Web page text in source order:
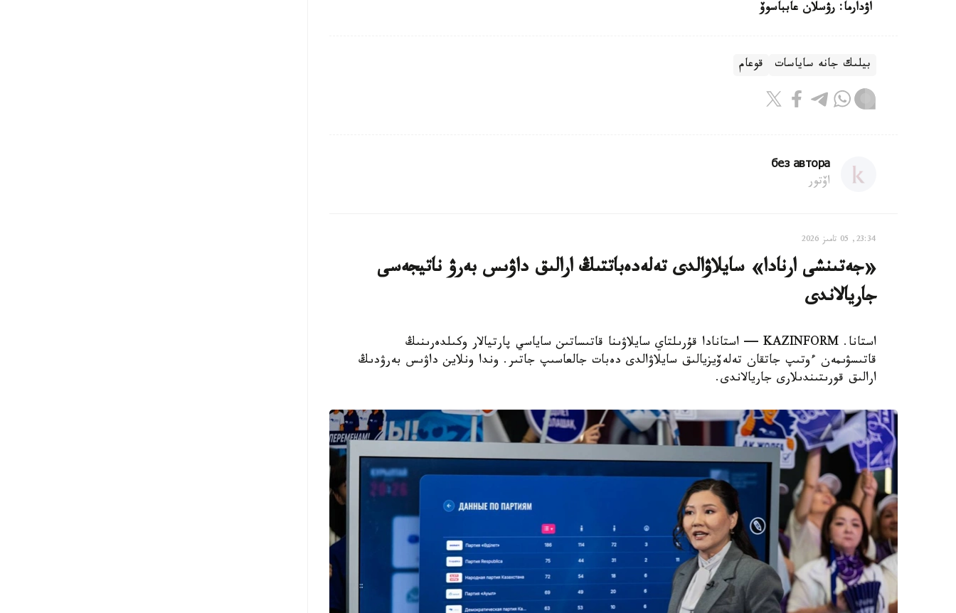
اۋدارما: رۋسلان عابباسوۆ
بيلىك جانە ساياسات قوعام
без автора
اۆتور
23:34, 05 تامىز 2026
«جەتىنشى ارنادا» سايلاۋالدى تەلەدەباتتىڭ ارالىق داۋىس بەرۋ ناتيجەسى
جاريالاندى
استانا. KAZINFORM — استانادا قۇرىلتاي سايلاۋىنا قاتىساتىن ساياسي پارتيالار وكىلدەرىنىڭ
قاتىسۋىمەن ءوتىپ جاتقان تەلەۆيزيالىق سايلاۋالدى دەبات جالعاسىپ جاتىر. وندا ونلاين داۋىس بەرۋدىڭ
ارالىق قورىتىندىلارى جاريالاندى.